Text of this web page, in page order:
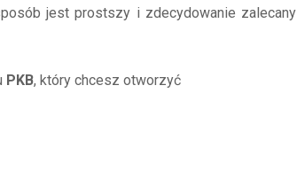
jest prostszy i zdecydowanie zalecany
PKB, który chcesz otworzyć